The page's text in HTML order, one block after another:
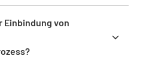
Stelle sicher,
sind. Nutze visuelle
Einbindung von